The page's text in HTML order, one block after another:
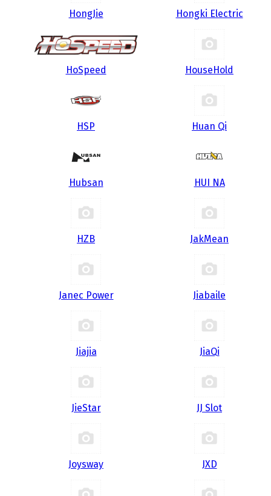
HongJie Hongki Electric
HoSpeed HouseHold
HSP Huan Qi
Hubsan HUI NA
HZB JakMean
Janec Power Jiabaile
Jiajia JiaQi
JieStar JJ Slot
Joysway JXD